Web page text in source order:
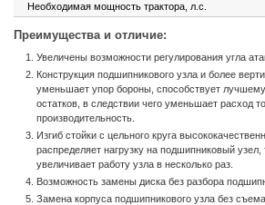
Необходимая мощность трактора, л.с.
Преимущества и отличие:
Увеличены возможности регулирования угла
Конструкция подшипникового узла и более
уменьшает упор бороны, способствует
остатков, в следствии чего уменьшает расход
производительность.
Изгиб стойки с цельного круга
распределяет нагрузку на подшипниковый узел,
увеличивает работу узла в несколько раз.
Возможность замены диска без разбора
Замена корпуса подшипникового узла без съема